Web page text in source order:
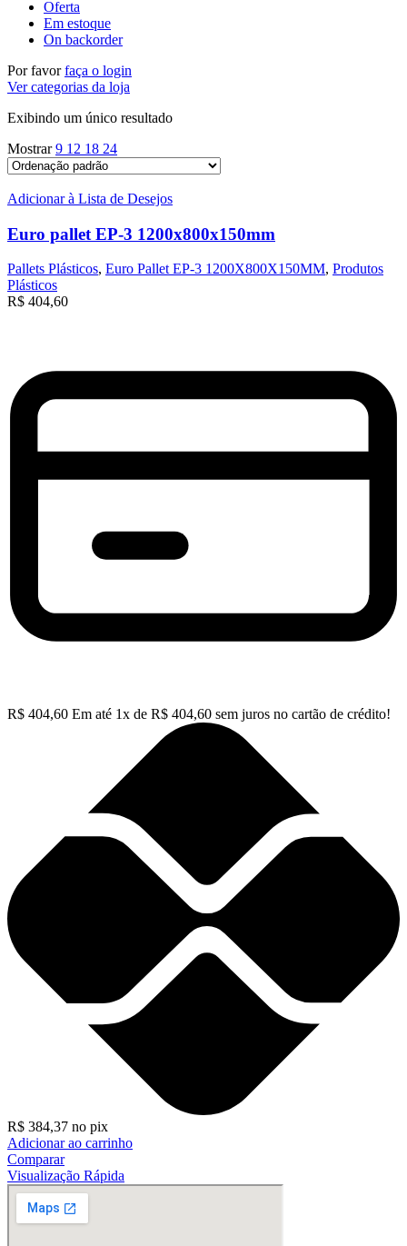
Oferta
Em estoque
On backorder
Por favorfaça o login
Ver categorias da loja
Exibindo um único resultado
Mostrar9 12 18 24
Adicionar à Lista de Desejos
Euro pallet EP-3 1200x800x150mm
Pallets Plásticos, Euro Pallet EP-3 1200X800X150MM, Produtos
Plásticos
R$ 404,60
R$ 404,60 Em até 1x de R$ 404,60 sem juros no cartão de crédito!
R$ 384,37 no pix
Adicionar ao carrinho
Comparar
Visualização Rápida